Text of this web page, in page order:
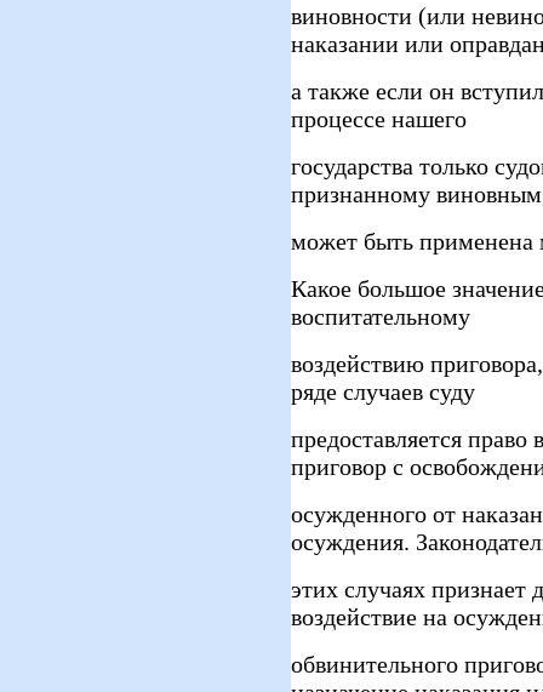
виновности (или
наказании или
а также если он
процессе нашего
государства только
признанному
может быть применена
Какое большое
воспитательному
воздействию
ряде случаев суду
предоставляется
приговор с
осужденного от
осуждения.
этих случаях признает
воздействие на
обвинительного